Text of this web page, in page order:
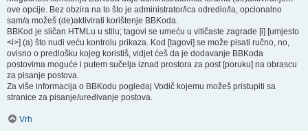
ove opcije. Bez obzira na to što je administrator/ica odredio/la, opcionalno
sam/a možeš (de)aktivirati korištenje BBKoda.
BBKod je sličan HTMLu u stilu; tagovi se umeću u vitičaste zagrade [i] [umjesto
<i>] (a) što nudi veću kontrolu prikaza. Kod [tagovi] se može pisati ručno, no,
ovisno o predlošku kojeg koristiš, vidjet ćeš da je dodavanje BBKoda
postovima moguće i putem sučelja iznad prostora za post [poruku] na obrascu
za pisanje postova.
Za više informacija o BBKodu pogledaj Vodič kojemu možeš pristupiti sa
stranice za pisanje/uređivanje postova.
Vrh